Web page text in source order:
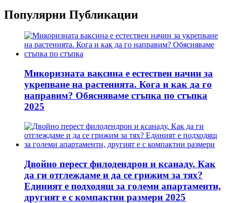
Популярни Публикации
Микоризната ваксина е естествен начин за
укрепване на растенията. Кога и как да го
направим? Обясняваме стъпка по стъпка
2025
Двойно перест филодендрон и ксанаду. Как
да ги отглеждаме и да се грижим за тях?
Единият е подходящ за големи апартаменти,
другият е с компактни размери 2025